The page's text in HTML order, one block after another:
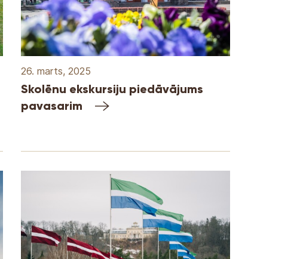
26. marts, 2025
Skolēnu ekskursiju piedāvājums
pavasarim